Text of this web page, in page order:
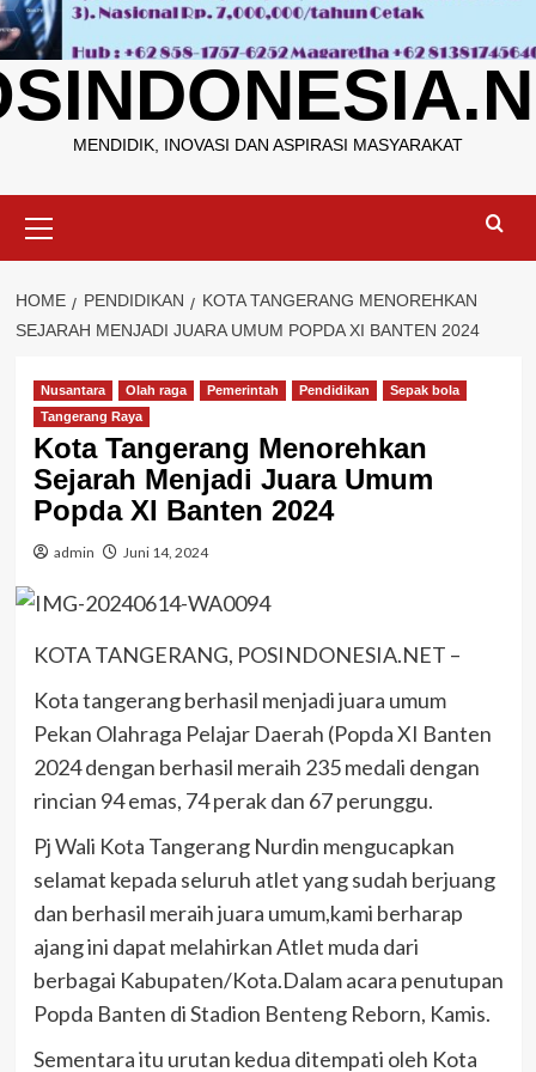
MENDIDIK, INOVASI DAN ASPIRASI MASYARAKAT
Menu
HOME PENDIDIKAN
KOTA TANGERANG MENOREHKAN
SEJARAH MENJADI JUARA UMUM POPDA XI BANTEN 2024
Nusantara Olah raga Pemerintah Pendidikan
Sepak bola
Tangerang Raya
Kota Tangerang Menorehkan
Sejarah Menjadi Juara Umum
Popda XI Banten 2024
admin Juni 14, 2024
KOTA TANGERANG, POSINDONESIA.NET –
Kota tangerang berhasil menjadi juara umum
Pekan Olahraga Pelajar Daerah (Popda XI Banten
2024 dengan berhasil meraih 235 medali dengan
rincian 94 emas, 74 perak dan 67 perunggu.
Pj Wali Kota Tangerang Nurdin mengucapkan
selamat kepada seluruh atlet yang sudah berjuang
dan berhasil meraih juara umum,kami berharap
ajang ini dapat melahirkan Atlet muda dari
berbagai Kabupaten/Kota.Dalam acara penutupan
Popda Banten di Stadion Benteng Reborn, Kamis.
Sementara itu urutan kedua ditempati oleh Kota